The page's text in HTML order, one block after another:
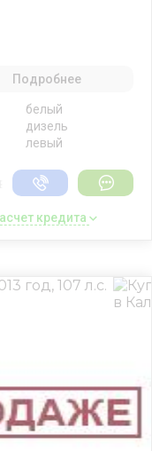
белый
дизель
левый
Подробнее
кредита